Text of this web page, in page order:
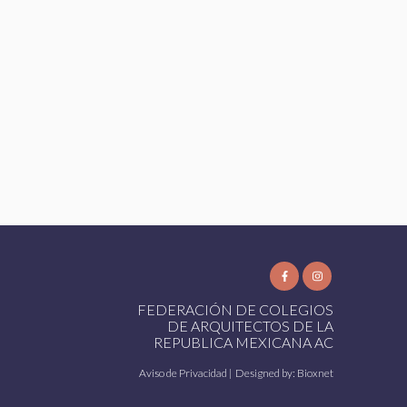
FEDERACIÓN DE COLEGIOS
DE ARQUITECTOS DE LA
REPUBLICA MEXICANA AC
Aviso de Privacidad | Designed by: Bioxnet